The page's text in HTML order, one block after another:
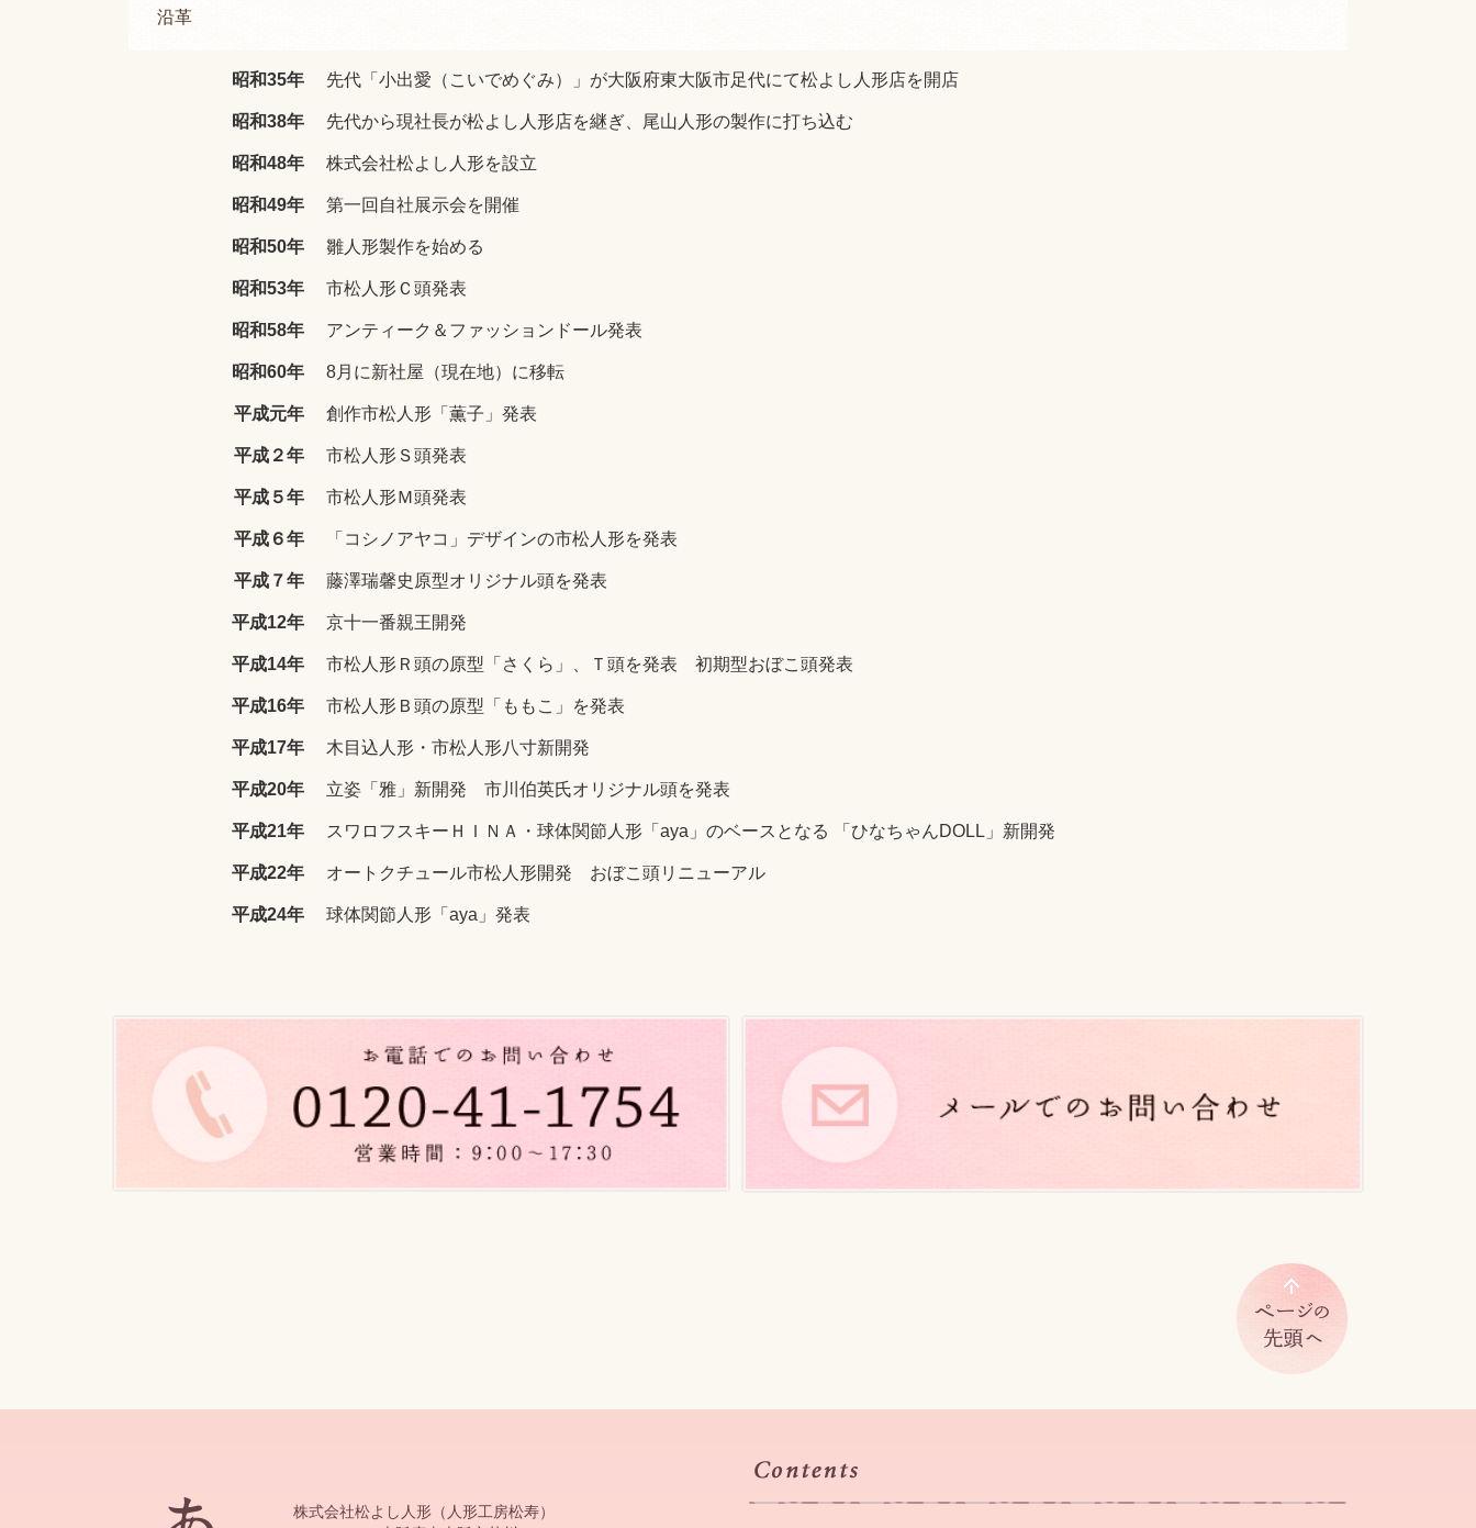
沿革
昭和35年 先代「小出愛（こいでめぐみ）」が大阪府東大阪市足代にて松よし人形店を開店
昭和38年 先代から現社長が松よし人形店を継ぎ、尾山人形の製作に打ち込む
昭和48年 株式会社松よし人形を設立
昭和49年 第一回自社展示会を開催
昭和50年 雛人形製作を始める
昭和53年 市松人形Ｃ頭発表
昭和58年 アンティーク＆ファッションドール発表
昭和60年 8月に新社屋（現在地）に移転
平成元年 創作市松人形「薫子」発表
平成２年 市松人形Ｓ頭発表
平成５年 市松人形Ｍ頭発表
平成６年 「コシノアヤコ」デザインの市松人形を発表
平成７年 藤澤瑞馨史原型オリジナル頭を発表
平成12年 京十一番親王開発
平成14年 市松人形Ｒ頭の原型「さくら」、Ｔ頭を発表 初期型おぼこ頭発表
平成16年 市松人形Ｂ頭の原型「ももこ」を発表
平成17年 木目込人形・市松人形八寸新開発
平成20年 立姿「雅」新開発 市川伯英氏オリジナル頭を発表
平成21年 スワロフスキーＨＩＮＡ・球体関節人形「aya」のベースとなる 「ひなちゃんDOLL」新開発
平成22年 オートクチュール市松人形開発 おぼこ頭リニューアル
平成24年 球体関節人形「aya」発表
株式会社松よし人形（人形工房松寿）